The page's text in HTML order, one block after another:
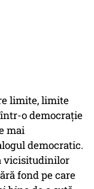
limite, limite
o democraţie
mai
democratic.
vicisitudinilor
fond pe care